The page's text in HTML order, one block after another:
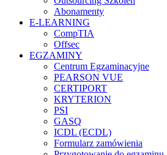
Abonamenty
E-LEARNING
CompTIA
Offsec
EGZAMINY
Centrum Egzaminacyjne
PEARSON VUE
CERTIPORT
KRYTERION
PSI
GASQ
ICDL (ECDL)
Formularz zamówienia